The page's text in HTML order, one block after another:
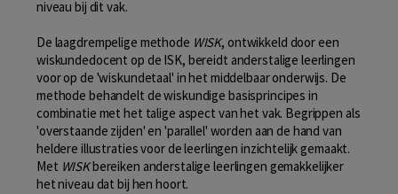
niveau bij dit vak.
De laagdrempelige methode WISK, ontwikkeld door een
wiskundedocent op de ISK, bereidt anderstalige leerlingen
voor op de 'wiskundetaal' in het middelbaar onderwijs. De
methode behandelt de wiskundige basisprincipes in
combinatie met het talige aspect van het vak. Begrippen als
'overstaande zijden' en 'parallel' worden aan de hand van
heldere illustraties voor de leerlingen inzichtelijk gemaakt.
Met WISKbereiken anderstalige leerlingen gemakkelijker
het niveau dat bij hen hoort.